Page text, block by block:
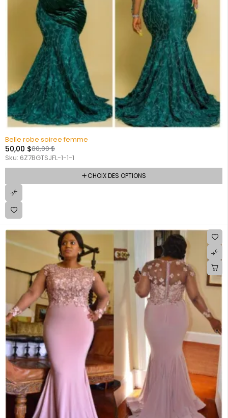
Belle robe soiree femme
80,00$
50,00 $
Sku: 6Z7BGTSJFL-1-1-1
CHOIX DES OPTIONS